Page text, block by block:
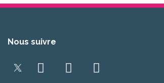
Nous suivre